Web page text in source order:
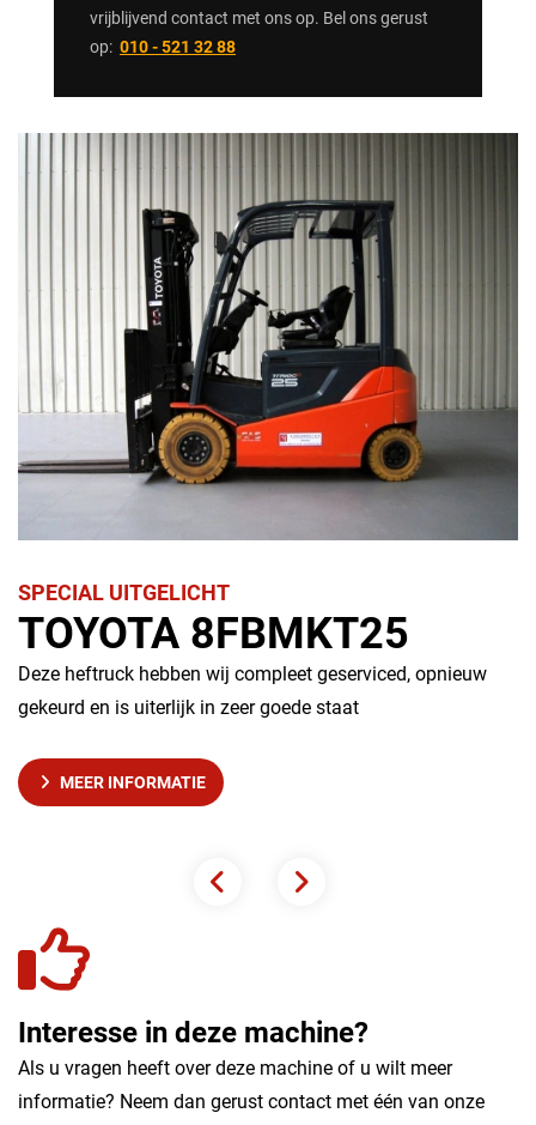
vrijblijvend contact met ons op. Bel ons gerust
op: 010 - 521 32 88
SPECIAL UITGELICHT
TOYOTA 8FBMKT25
Deze heftruck hebben wij compleet geserviced, opnieuw
gekeurd en is uiterlijk in zeer goede staat
MEER INFORMATIE
Interesse in deze machine?
Als u vragen heeft over deze machine of u wilt meer
informatie? Neem dan gerust contact met één van onze